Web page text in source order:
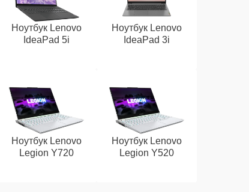
Ноутбук Lenovo
IdeaPad 5i
Ноутбук Lenovo
IdeaPad 3i
Ноутбук Lenovo
Legion Y720
Ноутбук Lenovo
Legion Y520